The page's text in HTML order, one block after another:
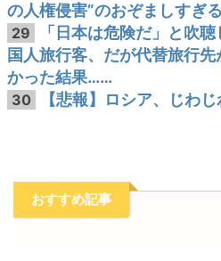
の人権侵害”のおぞましすぎ
29
「日本は危険だ」と吹
国人旅行客、だが代替旅行
かった結果……
30 【悲報】ロシア、じわ
おすすめ記事